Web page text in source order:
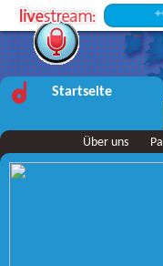
+++
Startseite
Über uns